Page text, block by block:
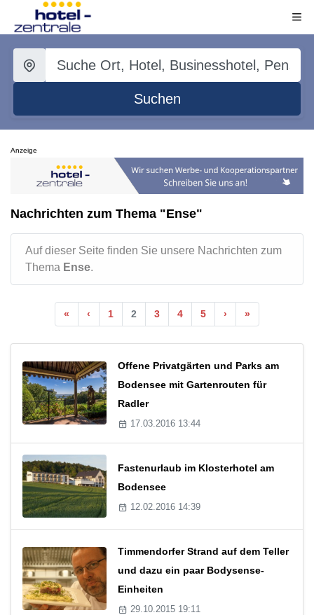
Suchen
Anzeige
Nachrichten zum Thema "Ense"
Auf dieser Seite finden Sie unsere Nachrichten zum
Thema Ense.
« ‹ 1 2 3 4 5 › »
Offene Privatgärten und Parks am
Bodensee mit Gartenrouten für
Radler
17.03.2016 13:44
Fastenurlaub im Klosterhotel am
Bodensee
12.02.2016 14:39
Timmendorfer Strand auf dem Teller
und dazu ein paar Bodysense-
Einheiten
29.10.2015 19:11